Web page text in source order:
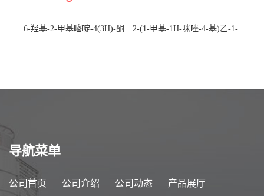
6-羟基-2-甲基嘧啶-4(3H)-酮
2-(1-甲基-1H-咪唑-4-基)乙-1-
导航菜单
公司首页 公司介绍 公司动态 产品展厅